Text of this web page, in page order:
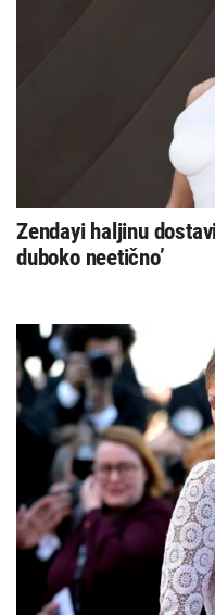
Zendayi haljinu
duboko neetično’